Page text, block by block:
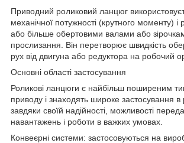
Приводний роликовий ланцюг
механічної потужності (крутного моменту) і
або більше обертовими валами або
прослизання. Він перетворює швидкість
рух від двигуна або редуктора на робочий
Основні області застосування
Роликові ланцюги є найбільш поширеним
приводу і знаходять широке застосування в
завдяки своїй надійності, можливості
навантажень і роботи в важких умовах.
Конвеєрні системи: застосовуються на